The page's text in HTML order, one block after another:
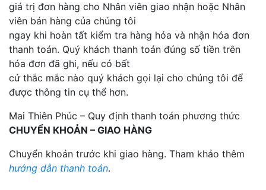
giá trị đơn hàng cho Nhân viên giao nhận hoặc Nhân
viên bán hàng của chúng tôi
ngay khi hoàn tất kiểm tra hàng hóa và nhận hóa đơn
thanh toán. Quý khách thanh toán đúng số tiền trên
hóa đơn đã ghi, nếu có bất
cứ thắc mắc nào quý khách gọi lại cho chúng tôi để
được thông tin cụ thể hơn.
Mai Thiên Phúc – Quy định thanh toán phương thức
CHUYỂN KHOẢN – GIAO HÀNG
Chuyển khoản trước khi giao hàng. Tham khảo thêm
hướng dẫn thanh toán.